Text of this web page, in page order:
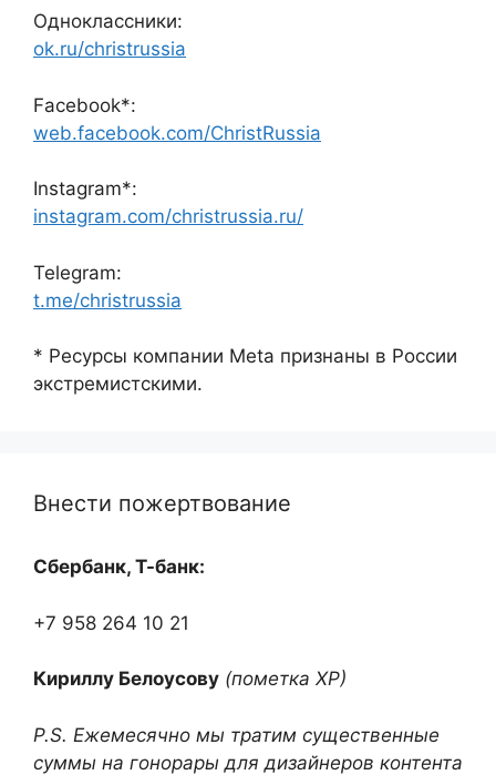
Одноклассники:
ok.ru/christrussia
Facebook*:
web.facebook.com/ChristRussia
Instagram*:
instagram.com/christrussia.ru/
Telegram:
t.me/christrussia
* Ресурсы компании Meta признаны в России
экстремистскими.
Внести пожертвование
Сбербанк, Т-банк:
+7 958 264 10 21
Кириллу Белоусову (пометка ХР)
P.S. Ежемесячно мы тратим существенные
суммы на гонорары для дизайнеров контента